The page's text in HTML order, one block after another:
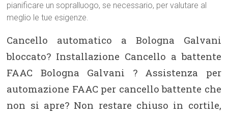
pianificare un sopralluogo, se necessario, per valutare al
meglio le tue esigenze.
Cancello automatico a Bologna Galvani
bloccato? Installazione Cancello a battente
FAAC Bologna Galvani ? Assistenza per
automazione FAAC per cancello battente che
non si apre? Non restare chiuso in cortile,